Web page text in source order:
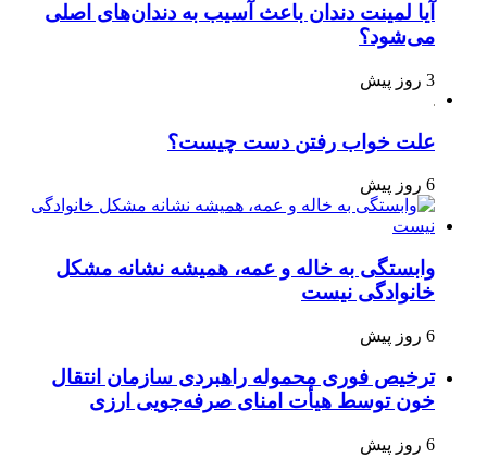
آیا لمینت دندان باعث آسیب به دندان‌های اصلی
می‌شود؟
3 روز پیش
علت خواب رفتن دست چیست؟
6 روز پیش
وابستگی به خاله و عمه، همیشه نشانه مشکل
خانوادگی نیست
6 روز پیش
ترخیص فوری محموله راهبردی سازمان انتقال
خون توسط هیأت امنای صرفه‌جویی ارزی
6 روز پیش